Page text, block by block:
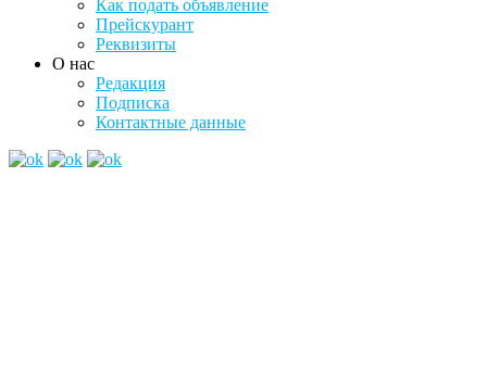
Как подать объявление
Прейскурант
Реквизиты
О нас
Редакция
Подписка
Контактные данные